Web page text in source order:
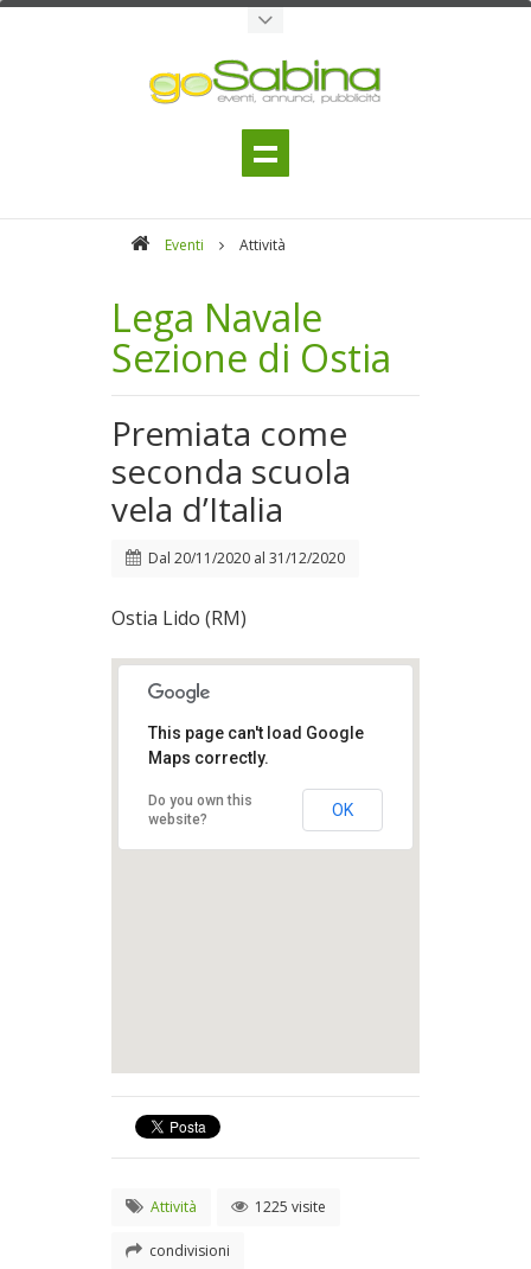
Eventi Attività
Lega Navale
Sezione di Ostia
Premiata come
seconda scuola
vela d’Italia
Dal 20/11/2020 al 31/12/2020
Ostia Lido (RM)
This page can't load Google
Maps correctly.
Do you own this
website?
OK
Attività 1225 visite
condivisioni